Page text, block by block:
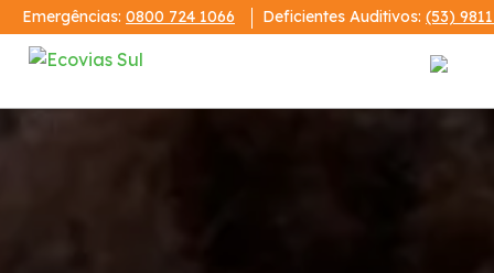
Emergências: 0800 724 1066 Deficientes Auditivos: (53)